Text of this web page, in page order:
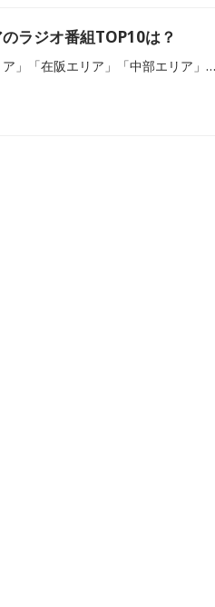
ラジオ番組TOP10は？
2023年にradiko（ラジコ）で一番聴かれた番組を「在京エリア」「在阪エリア」「中部エリア」に分けてランキング形式でご紹介します。